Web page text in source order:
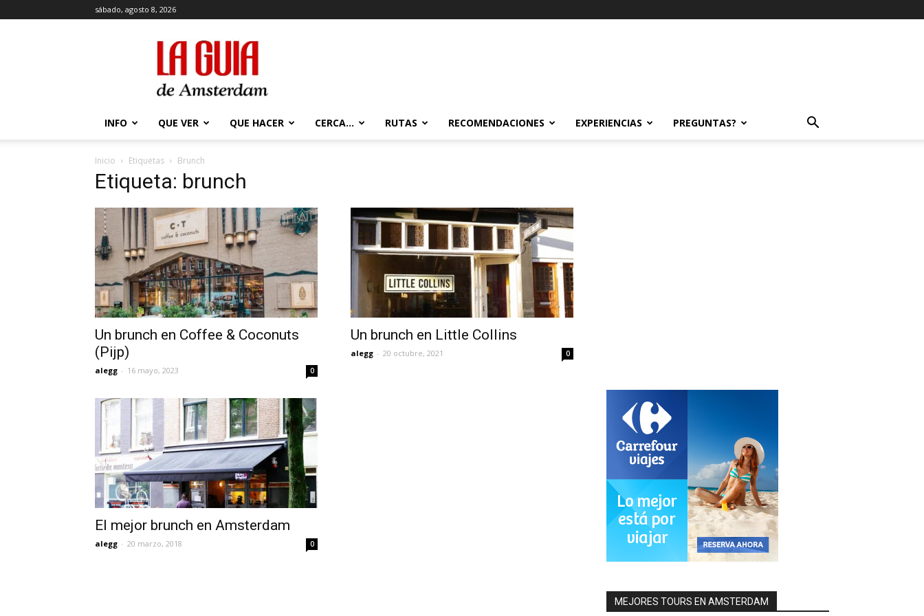
sábado, agosto 8, 2026
La
Guía
de
Amsterdam
INFO QUE VER QUE HACER CERCA… RUTAS RECOMENDACIONES EXPERIENCIAS PREGUNTAS?
Inicio Etiquetas Brunch
Etiqueta: brunch
Un brunch en Coffee & Coconuts
(Pijp)
alegg - 16 mayo, 2023 0
Un brunch en Little Collins
alegg - 20 octubre, 2021 0
El mejor brunch en Amsterdam
alegg - 20 marzo, 2018 0
MEJORES TOURS EN AMSTERDAM